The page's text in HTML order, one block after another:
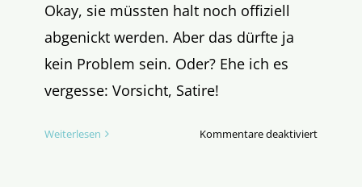
Okay, sie müssten halt noch offiziell
abgenickt werden. Aber das dürfte ja
kein Problem sein. Oder? Ehe ich es
vergesse: Vorsicht, Satire!
Weiterlesen Kommentare deaktiviertfür